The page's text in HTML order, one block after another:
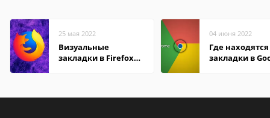
25 мая 2022
Визуальные
закладки в Firefox
04 июня 2022
Где находятся
закладки в